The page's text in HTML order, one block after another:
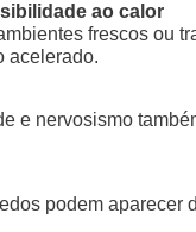
ao calor
frescos ou
acelerado.
e nervosismo
podem